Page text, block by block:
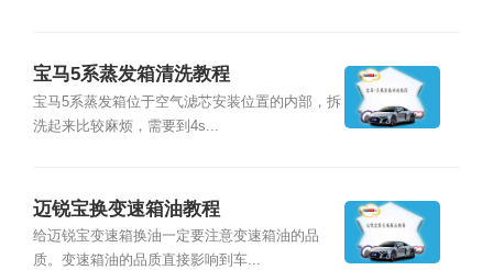
宝马5系蒸发箱清洗教程
宝马5系蒸发箱位于空气滤芯安装位置的内部，拆
洗起来比较麻烦，需要到4s...
迈锐宝换变速箱油教程
给迈锐宝变速箱换油一定要注意变速箱油的品
质。变速箱油的品质直接影响到车...